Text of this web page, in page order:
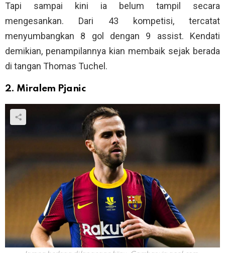
Tapi sampai kini ia belum tampil secara
mengesankan. Dari 43 kompetisi, tercatat
menyumbangkan 8 gol dengan 9 assist. Kendati
demikian, penampilannya kian membaik sejak berada
di tangan Thomas Tuchel.
2. Miralem Pjanic